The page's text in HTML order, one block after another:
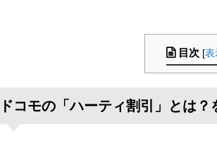
目次 [表
ドコモの「ハーティ割引」とは？